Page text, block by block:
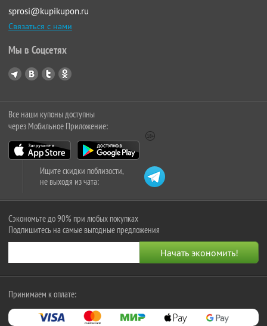
sprosi@kupikupon.ru
Связаться с нами
Мы в Соцсетях
Все наши купоны доступны
через Мобильное Приложение:
Ищите скидки поблизости,
не выходя из чата:
Сэкономьте до 90% при любых покупках
Подпишитесь на самые выгодные предложения
Принимаем к оплате: